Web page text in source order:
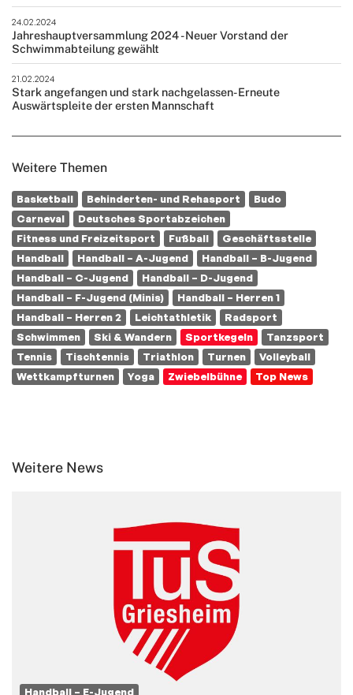
24.02.2024
Jahreshauptversammlung 2024 - Neuer Vorstand der
Schwimmabteilung gewählt
21.02.2024
Stark angefangen und stark nachgelassen- Erneute
Auswärtspleite der ersten Mannschaft
Weitere Themen
Basketball Behinderten- und Rehasport
Budo
Carneval
Deutsches Sportabzeichen
Fitness und Freizeitsport
Fußball
Geschäftsstelle
Handball
Handball – A-Jugend
Handball – B-Jugend
Handball – C-Jugend
Handball – D-Jugend
Handball – F-Jugend (Minis)
Handball – Herren 1
Handball – Herren 2
Leichtathletik
Radsport
Schwimmen
Ski & Wandern Sportkegeln
Tanzsport
Tennis
Tischtennis Triathlon Turnen
Volleyball
Wettkampfturnen
Yoga Zwiebelbühne Top News
Weitere News
Handball – E-Jugend